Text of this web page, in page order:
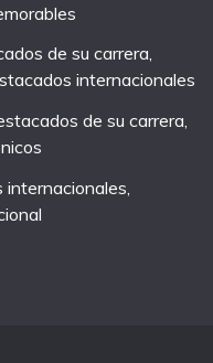
de su carrera,
internacionales
de su carrera,